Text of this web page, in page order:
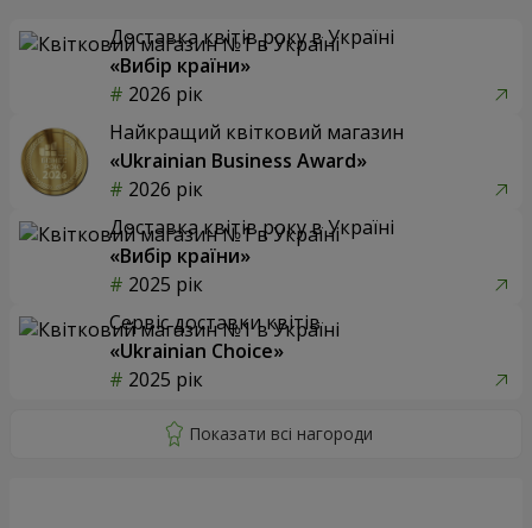
Доставка квітів року в Україні
«Вибір країни»
2026 рік
Найкращий квітковий магазин
«Ukrainian Business Award»
2026 рік
Доставка квітів року в Україні
«Вибір країни»
2025 рік
Сервіс доставки квітів
«Ukrainian Choice»
2025 рік